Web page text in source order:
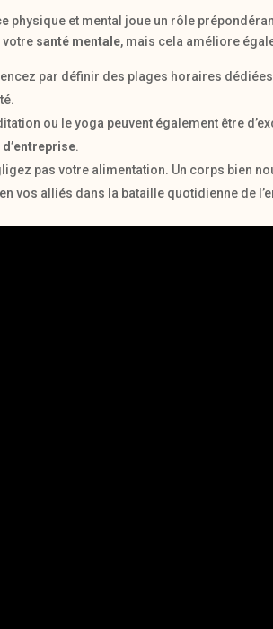
physique et mental joue un rôle
votre santé mentale, mais cela améliore
par définir des plages horaires dédiées
ou le yoga peuvent également être
d’entreprise.
pas votre alimentation. Un corps bien
vos alliés dans la bataille quotidienne de